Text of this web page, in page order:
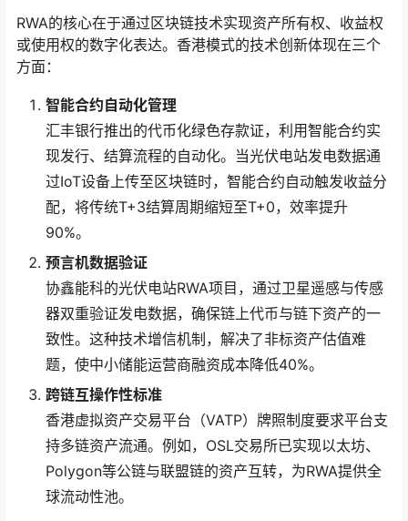
RWA的核心在于通过区块链技术实现资产所有权、收益权
或使用权的数字化表达。香港模式的技术创新体现在三个
方面：
智能合约自动化管理
汇丰银行推出的代币化绿色存款证，利用智能合约实
现发行、结算流程的自动化。当光伏电站发电数据通
过IoT设备上传至区块链时，智能合约自动触发收益分
配，将传统T+3结算周期缩短至T+0，效率提升
90%。
预言机数据验证
协鑫能科的光伏电站RWA项目，通过卫星遥感与传感
器双重验证发电数据，确保链上代币与链下资产的一
致性。这种技术增信机制，解决了非标资产估值难
题，使中小储能运营商融资成本降低40%。
跨链互操作性标准
香港虚拟资产交易平台（VATP）牌照制度要求平台支
持多链资产流通。例如，OSL交易所已实现以太坊、
Polygon等公链与联盟链的资产互转，为RWA提供全
球流动性池。